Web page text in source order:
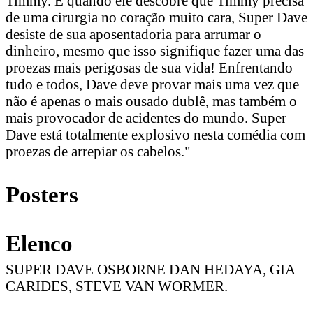
de uma cirurgia no coração muito cara, Super Dave
desiste de sua aposentadoria para arrumar o
dinheiro, mesmo que isso signifique fazer uma das
proezas mais perigosas de sua vida! Enfrentando
tudo e todos, Dave deve provar mais uma vez que
não é apenas o mais ousado dublê, mas também o
mais provocador de acidentes do mundo. Super
Dave está totalmente explosivo nesta comédia com
proezas de arrepiar os cabelos."
Posters
Elenco
SUPER DAVE OSBORNE DAN HEDAYA, GIA
CARIDES, STEVE VAN WORMER.